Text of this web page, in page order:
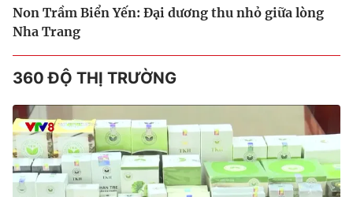
Non Trầm Biển Yến: Đại dương thu nhỏ giữa lòng
Nha Trang
360 ĐỘ THỊ TRƯỜNG